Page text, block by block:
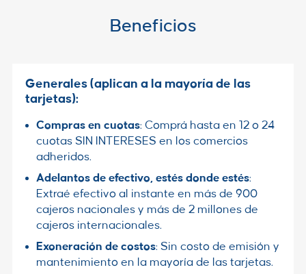
Beneficios
Generales (aplican a la mayoría de las
tarjetas):
Compras en cuotas: Comprá hasta en 12 o 24
cuotas SIN INTERESES en los comercios
adheridos.
Adelantos de efectivo, estés donde estés:
Extraé efectivo al instante en más de 900
cajeros nacionales y más de 2 millones de
cajeros internacionales.
Exoneración de costos: Sin costo de emisión y
mantenimiento en la mayoría de las tarjetas.